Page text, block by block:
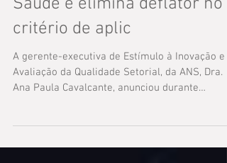
URGENTE: ANS atende pedido
da Confederação Nacional de
Saúde e elimina deflator no
critério de aplic
Avaliação da Qualidade Setorial, da ANS, Dra.
Ana Paula Cavalcante, anunciou durante